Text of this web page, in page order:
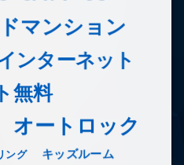
マンション
ンターネット
無料
オートロック
ング キッズルーム